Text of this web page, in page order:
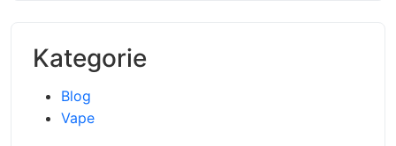
Kategorie
Blog
Vape